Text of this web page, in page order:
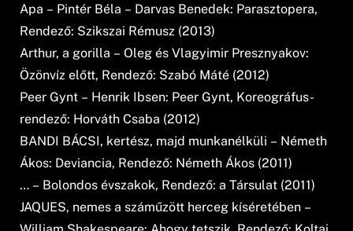
Apa – Pintér Béla – Darvas Benedek: Parasztopera,
Rendező: Szikszai Rémusz (2013)
Arthur, a gorilla – Oleg és Vlagyimir Presznyakov:
Özönvíz előtt, Rendező: Szabó Máté (2012)
Peer Gynt – Henrik Ibsen: Peer Gynt, Koreográfus-
rendező: Horváth Csaba (2012)
BANDI BÁCSI, kertész, majd munkanélküli – Németh
Ákos: Deviancia, Rendező: Németh Ákos (2011)
… – Bolondos évszakok, Rendező: a Társulat (2011)
JAQUES, nemes a száműzött herceg kíséretében –